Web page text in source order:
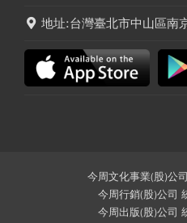
地址:台灣臺北市中山區南
今周文化事業(股)公
今周行銷(股)公司
今周出版(股)公司